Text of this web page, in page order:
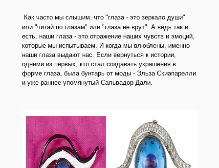
Как часто мы слышим. что "глаза - это зеркало души"
или "читай по глазам" или "глаза не врут". А ведь так и
есть, наши глаза - это отражение наших чувств и эмоций,
которые мы испытываем. И когда мы влюблены, именно
наши глаза выдают нас. Если вернуться к истории,
одними из первых, кто стал создавать украшения в
форме глаза, была бунтарь от моды - Эльза Скиапарелли
и уже раннее упомянутый Сальвадор Дали.